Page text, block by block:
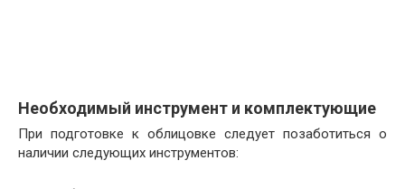
Необходимый инструмент и комплектующие
При подготовке к облицовке следует позаботиться о
наличии следующих инструментов: